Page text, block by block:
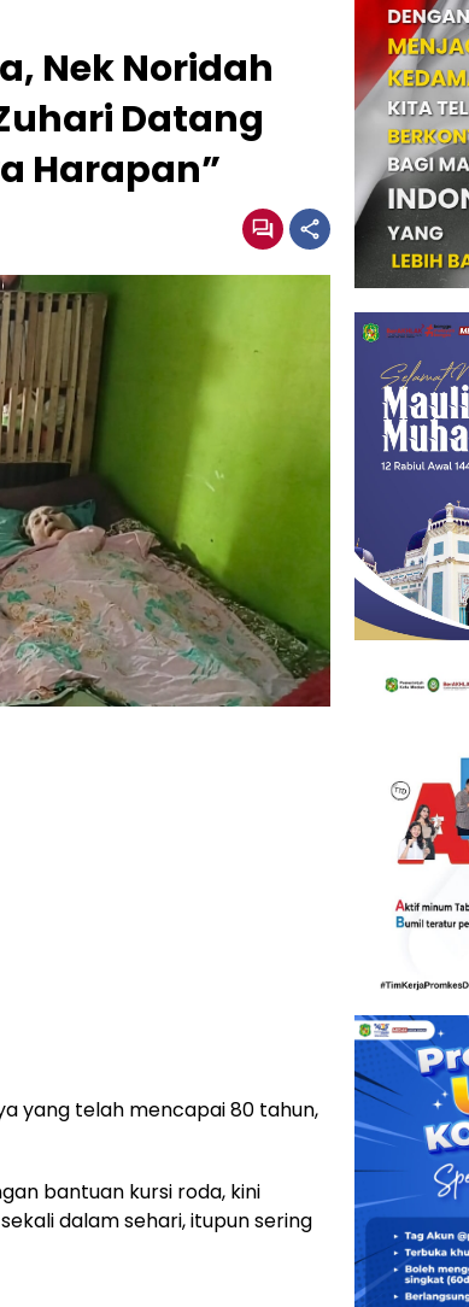
Nek Noridah
Datang
Harapan”
yang telah mencapai 80 tahun,
bantuan kursi roda, kini
dalam sehari, itupun sering